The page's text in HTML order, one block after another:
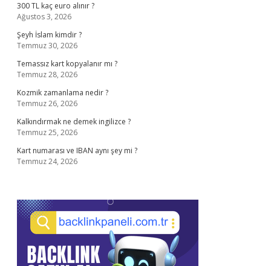
300 TL kaç euro alınır ?
Ağustos 3, 2026
Şeyh İslam kimdir ?
Temmuz 30, 2026
Temassız kart kopyalanır mı ?
Temmuz 28, 2026
Kozmik zamanlama nedir ?
Temmuz 26, 2026
Kalkındırmak ne demek ingilizce ?
Temmuz 25, 2026
Kart numarası ve IBAN aynı şey mi ?
Temmuz 24, 2026